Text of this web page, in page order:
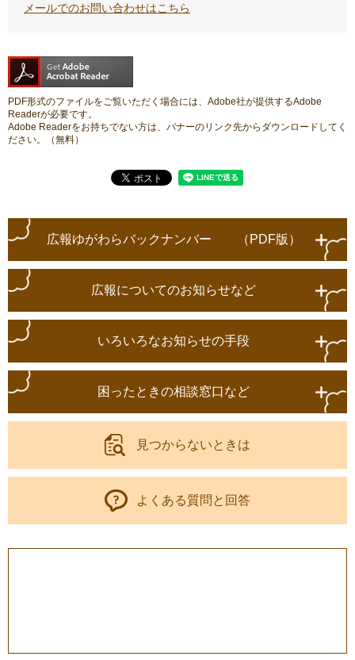
メールでのお問い合わせはこちら
PDF形式のファイルをご覧いただく場合には、Adobe社が提供するAdobe
Readerが必要です。
Adobe Readerをお持ちでない方は、バナーのリンク先からダウンロードしてく
ださい。（無料）
広報ゆがわらバックナンバー （PDF版）
広報についてのお知らせなど
いろいろなお知らせの手段
困ったときの相談窓口など
見つからないときは
よくある質問と回答